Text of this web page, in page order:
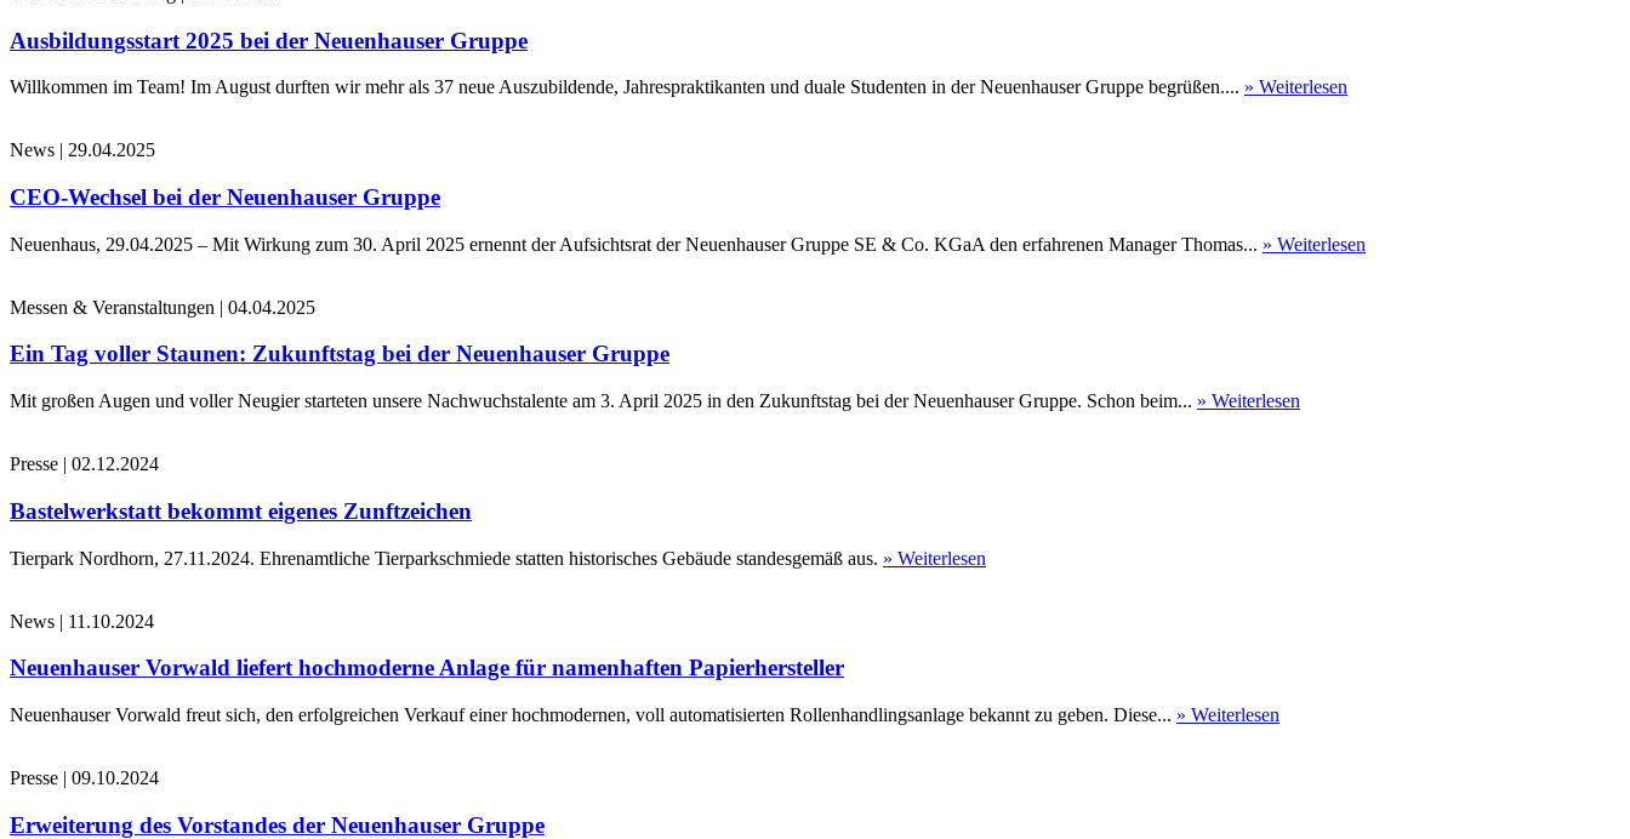
Ausbildungsstart 2025 bei der Neuenhauser Gruppe
Willkommen im Team! Im August durften wir mehr als 37 neue Auszubildende, Jahrespraktikanten und duale Studenten in der Neuenhauser Gruppe begrüßen.... » Weiterlesen
News | 29.04.2025
CEO-Wechsel bei der Neuenhauser Gruppe
Neuenhaus, 29.04.2025 – Mit Wirkung zum 30. April 2025 ernennt der Aufsichtsrat der Neuenhauser Gruppe SE & Co. KGaA den erfahrenen Manager Thomas... » Weiterlesen
Messen & Veranstaltungen | 04.04.2025
Ein Tag voller Staunen: Zukunftstag bei der Neuenhauser Gruppe
Mit großen Augen und voller Neugier starteten unsere Nachwuchstalente am 3. April 2025 in den Zukunftstag bei der Neuenhauser Gruppe. Schon beim... » Weiterlesen
Presse | 02.12.2024
Bastelwerkstatt bekommt eigenes Zunftzeichen
Tierpark Nordhorn, 27.11.2024. Ehrenamtliche Tierparkschmiede statten historisches Gebäude standesgemäß aus. » Weiterlesen
News | 11.10.2024
Neuenhauser Vorwald liefert hochmoderne Anlage für namenhaften Papierhersteller
Neuenhauser Vorwald freut sich, den erfolgreichen Verkauf einer hochmodernen, voll automatisierten Rollenhandlingsanlage bekannt zu geben. Diese... » Weiterlesen
Presse | 09.10.2024
Erweiterung des Vorstandes der Neuenhauser Gruppe